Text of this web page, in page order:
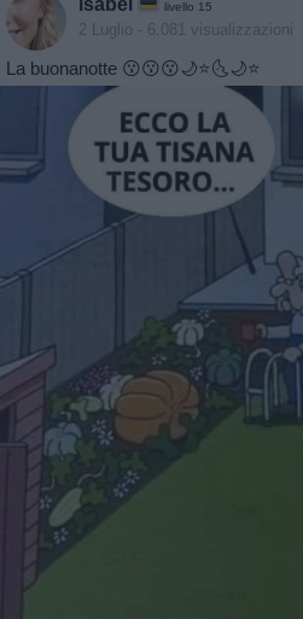
livello 15
2 Luglio - 6.081 visualizzazioni
La buonanotte 😗😗😗🌙⭐️🌜🌙⭐️